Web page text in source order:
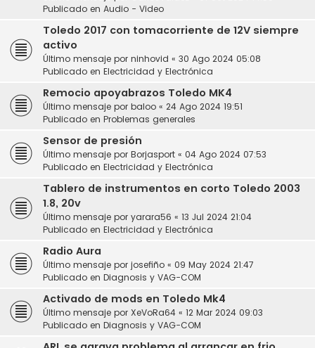
Publicado en Audio - Video
Toledo 2017 con tomacorriente de 12V siempre
activo
Último mensaje por ninhovid « 30 Ago 2024 05:08
Publicado en Electricidad y Electrónica
Remocio apoyabrazos Toledo MK4
Último mensaje por baloo « 24 Ago 2024 19:51
Publicado en Problemas generales
Sensor de presión
Último mensaje por Borjasport « 04 Ago 2024 07:53
Publicado en Electricidad y Electrónica
Tablero de instrumentos en corto Toledo 2003
1.8, 20v
Último mensaje por yarara56 « 13 Jul 2024 21:04
Publicado en Electricidad y Electrónica
Radio Aura
Último mensaje por josefiño « 09 May 2024 21:47
Publicado en Diagnosis y VAG-COM
Activado de mods en Toledo Mk4
Último mensaje por XeVoRa64 « 12 Mar 2024 09:03
Publicado en Diagnosis y VAG-COM